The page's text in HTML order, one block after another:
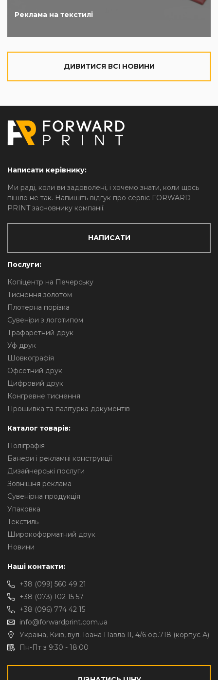
Реклама на текстилі
ДИВИТИСЯ ВСІ НОВИНИ
Написати керівнику:
Ми раді, коли ви задоволені, і хочемо знати, коли щось
пішло не так. Напишіть відгук про сервіс FORWARD
PRINT засновнику компанії.
НАПИСАТИ
Послуги:
Копіцентр на Печерську
Тиснення золотом
Плотерна порізка
Сувеніри з логотипом
Трафаретний друк
Уф друк
Шовкографія
Офсетний друк
Цифровий друк
Конгревне тиснення
Прошивка та палітурка документів
Каталог товарів:
Поліграфія
Банери і рекламні конструкції
Дизайнерські послуги
Зовнішня реклама
Сувенірна продукція
Упаковка
Текстиль
Широкоформатний друк
Новини
Наші контакти:
+38 (099) 560 49 21
+38 (073) 102 15 57
+38 (096) 774 42 15
info@forwardprint.com.ua
Україна, Київ, вул. Іоана Павла II, 4/6 оф.718 (корпус А)
Пн-Пт з 9:30 - 18:00